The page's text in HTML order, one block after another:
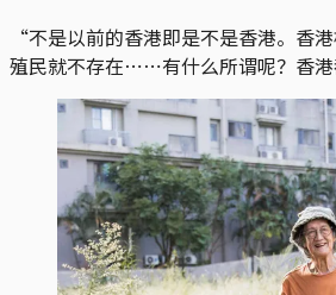
“不是以前的香港即是不是香港。香
殖民就不存在⋯⋯有什么所谓呢？香港